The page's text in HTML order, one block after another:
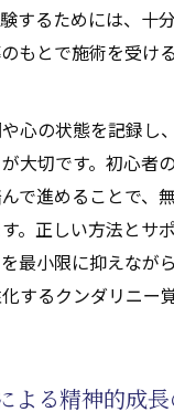
するためには、十
もとで施術を受け
心の状態を記録し
大切です。初心者
で進めることで、
。正しい方法とサ
最小限に抑えなが
するクンダリニー
よる精神的成